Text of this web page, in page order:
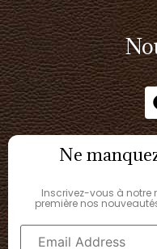
Ne
Inscrivez-vous à notre
première nos